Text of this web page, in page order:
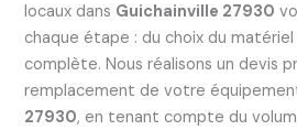
locaux dans Guichainville 27930
chaque étape : du choix du matériel
complète. Nous réalisons un devis
remplacement de votre
27930, en tenant compte du